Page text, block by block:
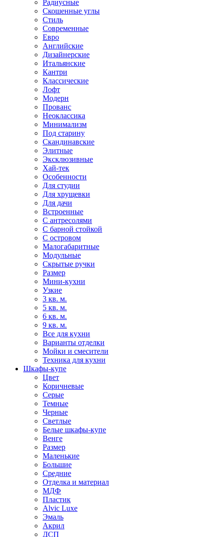
Радиусные
Скошенные углы
Стиль
Современные
Евро
Английские
Дизайнерские
Итальянские
Кантри
Классические
Лофт
Модерн
Прованс
Неоклассика
Минимализм
Под старину
Скандинавские
Элитные
Эксклюзивные
Хай-тек
Особенности
Для студии
Для хрущевки
Для дачи
Встроенные
С антресолями
С барной стойкой
С островом
Малогабаритные
Модульные
Скрытые ручки
Размер
Мини-кухни
Узкие
3 кв. м.
5 кв. м.
6 кв. м.
9 кв. м.
Все для кухни
Варианты отделки
Мойки и смесители
Техника для кухни
Шкафы-купе
Цвет
Коричневые
Серые
Темные
Черные
Светлые
Белые шкафы-купе
Венге
Размер
Маленькие
Большие
Средние
Отделка и материал
МДФ
Пластик
Alvic Luxe
Эмаль
Акрил
ДСП